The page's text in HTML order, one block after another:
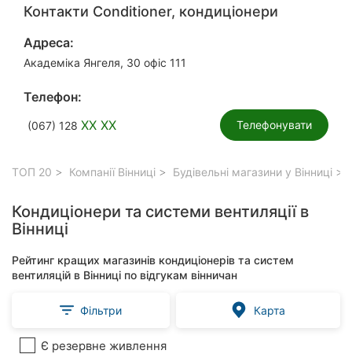
Контакти Сonditioner, кондиціонери
Адреса:
Академіка Янгеля, 30 офіс 111
Телефон:
(067) 128 XX XX Телефонувати
ТОП 20 Компанії Вінниці Будівельні магазини у Вінниці
Кондиціонери та системи вентиляції в
Вінниці
Рейтинг кращих магазинів кондиціонерів та систем
вентиляцій в Вінниці по відгукам вінничан
Фільтри Карта
Є резервне живлення